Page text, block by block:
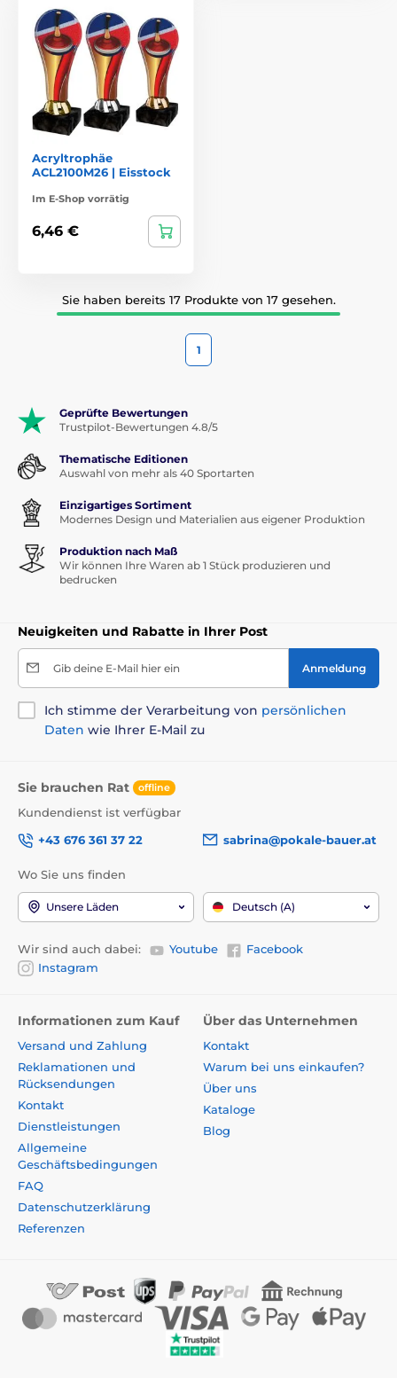
Acryltrophäe
ACL2100M26 | Eisstock
Im E-Shop vorrätig
6,46 €
Sie haben bereits 17 Produkte von 17 gesehen.
1
Geprüfte Bewertungen
Trustpilot-Bewertungen 4.8/5
Thematische Editionen
Auswahl von mehr als 40 Sportarten
Einzigartiges Sortiment
Modernes Design und Materialien aus eigener Produktion
Produktion nach Maß
Wir können Ihre Waren ab 1 Stück produzieren und
bedrucken
Neuigkeiten und Rabatte in Ihrer Post
Gib deine E-Mail hier ein Anmeldung
Ich stimme der Verarbeitung von persönlichen
Daten wie Ihrer E-Mail zu
Sie brauchen Rat offline
Kundendienst ist verfügbar
+43 676 361 37 22
sabrina@pokale-bauer.at
Wo Sie uns finden
Unsere Läden Deutsch (A)
Wir sind auch dabei: Youtube
Facebook
Instagram
Informationen zum Kauf
Versand und Zahlung
Reklamationen und
Rücksendungen
Kontakt
Dienstleistungen
Allgemeine
Geschäftsbedingungen
FAQ
Datenschutzerklärung
Referenzen
Über das Unternehmen
Kontakt
Warum bei uns einkaufen?
Über uns
Kataloge
Blog